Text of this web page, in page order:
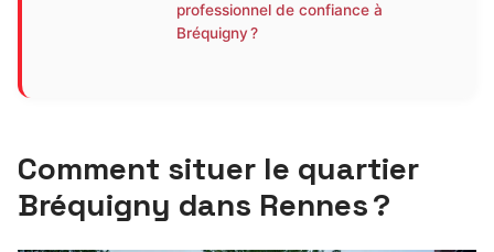
professionnel de confiance à
Bréquigny ?
Comment situer le quartier
Bréquigny dans Rennes ?